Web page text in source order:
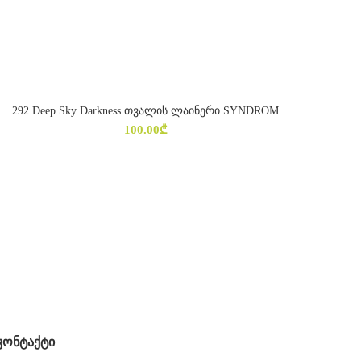
ᲐᲠᲩᲔᲕᲘᲡ ᲞᲐᲠᲐᲛᲔᲢᲠᲔᲑᲘ
292 Deep Sky Darkness თვალის ლაინერი SYNDROM
100.00₾